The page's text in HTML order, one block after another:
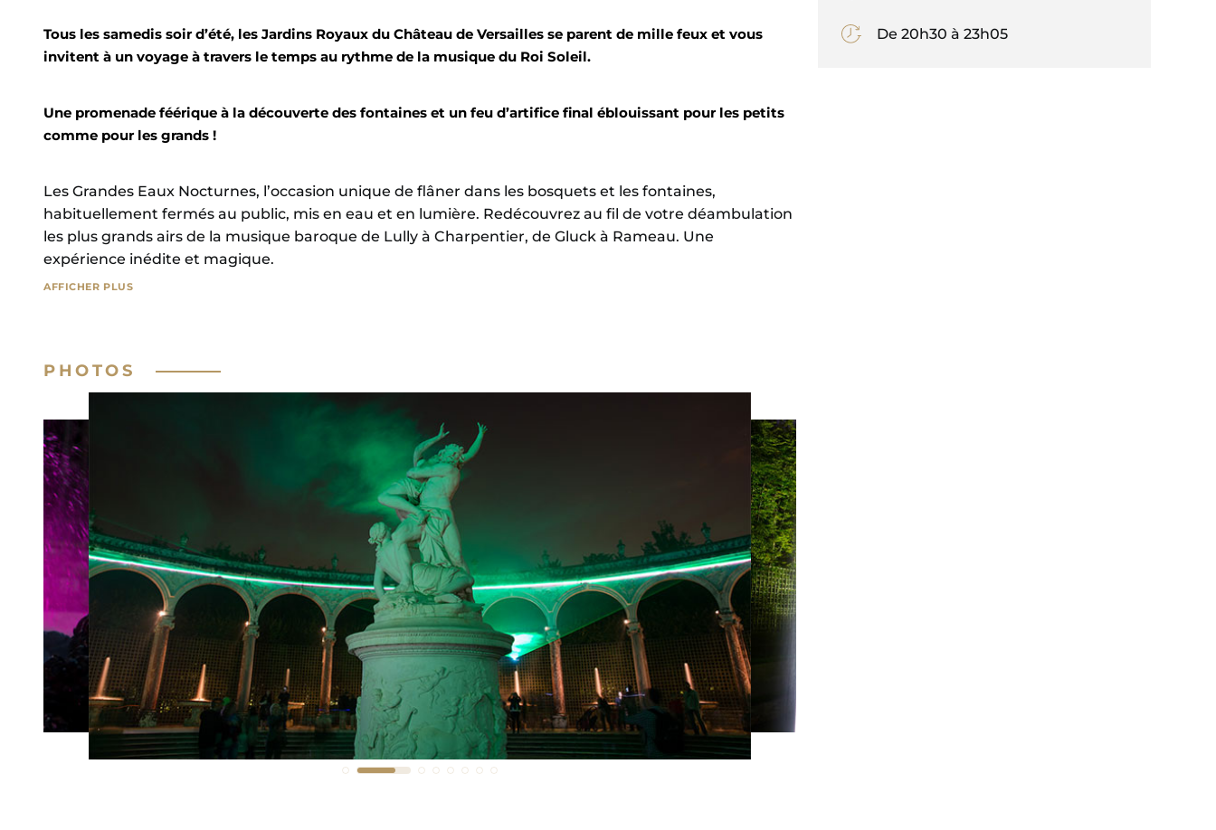
Tous les samedis soir d’été, les Jardins Royaux du Château de Versailles se parent de mille feux et vous
invitent à un voyage à travers le temps au rythme de la musique du Roi Soleil.
Une promenade féérique à la découverte des fontaines et un feu d’artifice final éblouissant pour les petits
comme pour les grands !
Les Grandes Eaux Nocturnes, l’occasion unique de flâner dans les bosquets et les fontaines,
habituellement fermés au public, mis en eau et en lumière. Redécouvrez au fil de votre déambulation
les plus grands airs de la musique baroque de Lully à Charpentier, de Gluck à Rameau. Une
expérience inédite et magique.
AFFICHER PLUS
Pour clore cette soirée, les artificiers de Groupe F, véritables magiciens de la pyrotechnie, vous
donnent rendez-vous sur la Grande Perspective du parc pour vous offrir un feu d’artifice royal !
AFFICHER MOINS
PHOTOS
De 20h30 à 23h05